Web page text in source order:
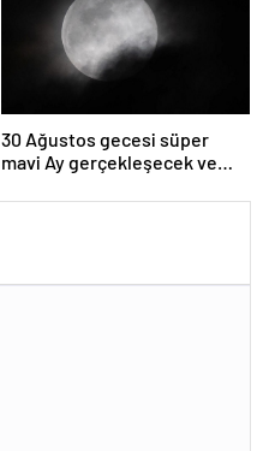
30 Ağustos gecesi süper
mavi Ay gerçekleşecek ve
olacak